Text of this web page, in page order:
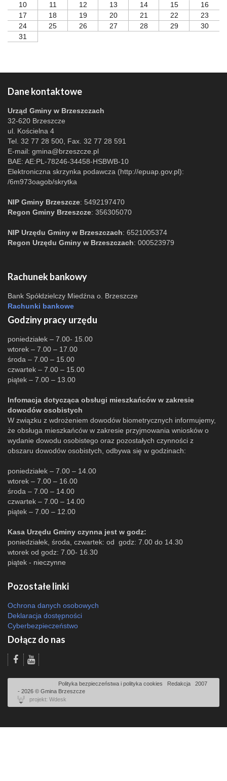
10
11 12 13 14 15
16
17
18 19 20 21 22
23
24
25 26 27 28 29
30
31
Dane kontaktowe
Urząd Gminy w Brzeszczach
32-620 Brzeszcze
ul. Kościelna 4
Tel. 32 77 28 500, Fax. 32 77 28 591
E-mail: gmina@brzeszcze.pl
BAE: AE:PL-78246-34458-HSBWB-10
Elektroniczna skrzynka podawcza (http://epuap.gov.pl):
/6m973oagob/skrytka
NIP Gminy Brzeszcze: 5492197470
Regon Gminy Brzeszcze: 356305070
NIP Urzędu Gminy w Brzeszczach: 6521005374
Regon Urzędu Gminy w Brzeszczach: 000523979
Rachunek bankowy
Bank Spółdzielczy Miedźna o. Brzeszcze
Rachunki bankowe
Godziny pracy urzędu
poniedziałek – 7.00- 15.00
wtorek – 7.00 – 17.00
środa – 7.00 – 15.00
czwartek – 7.00 – 15.00
piątek – 7.00 – 13.00
Infomacja dotycząca obsługi mieszkańców w zakresie
dowodów osobistych
W związku z wdrożeniem dowodów biometrycznych informujemy,
że obsługa mieszkańców w zakresie przyjmowania wniosków o
wydanie dowodu osobistego oraz pozostałych czynności z
obszaru dowodów osobistych, odbywa się w godzinach:
poniedziałek – 7.00 – 14.00
wtorek – 7.00 – 16.00
środa – 7.00 – 14.00
czwartek – 7.00 – 14.00
piątek – 7.00 – 12.00
Kasa Urzędu Gminy czynna jest w godz:
poniedziałek, środa, czwartek: od godz: 7.00 do 14.30
wtorek od godz: 7.00- 16.30
piątek - nieczynne
Pozostałe linki
Ochrona danych osobowych
Deklaracja dostępności
Cyberbezpieczeństwo
Dołącz do nas
Polityka bezpieczeństwa i polityka cookies Redakcja
2007
- 2026 © Gmina Brzeszcze
projekt: Wdesk